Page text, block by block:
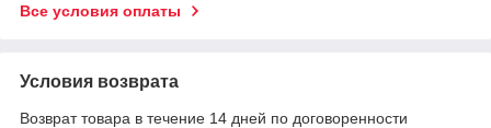
Все условия оплаты
Условия возврата
Возврат товара в течение 14 дней по договоренности